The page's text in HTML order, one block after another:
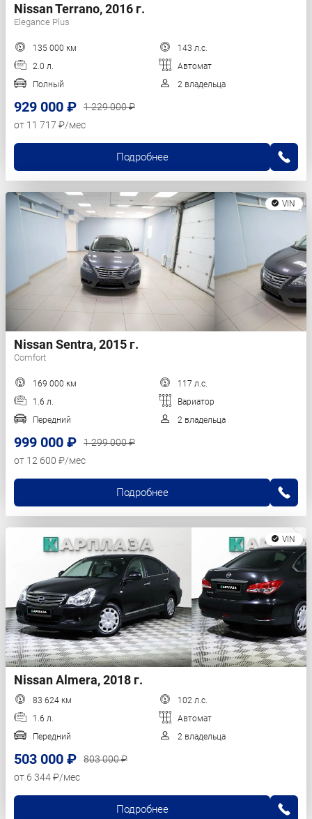
Nissan Terrano, 2016 г.
Elegance Plus
135 000 км
143 л.с.
2.0 л.
Автомат
Полный
2 владельца
929 000 ₽
1 229 000 ₽
от 11 717 ₽/мес
Подробнее
VIN
Nissan Sentra, 2015 г.
Comfort
169 000 км
117 л.с.
1.6 л.
Вариатор
Передний
2 владельца
999 000 ₽
1 299 000 ₽
от 12 600 ₽/мес
Подробнее
VIN
Nissan Almera, 2018 г.
83 624 км
102 л.с.
1.6 л.
Автомат
Передний
2 владельца
503 000 ₽
803 000 ₽
от 6 344 ₽/мес
Подробнее